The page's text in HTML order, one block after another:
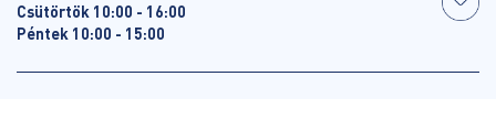
Csütörtök 10:00 - 16:00
Péntek 10:00 - 15:00